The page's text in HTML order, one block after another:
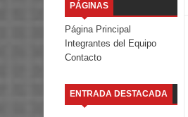
PÁGINAS
Página Principal
Integrantes del Equipo
Contacto
ENTRADA DESTACADA